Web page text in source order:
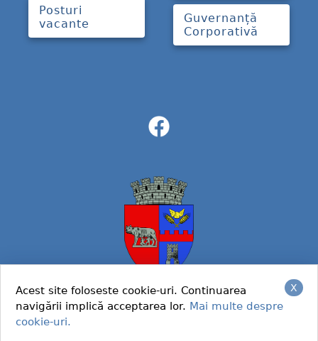
© 2022 Primaria Caracal
Posturi
vacante
Guvernanță
Corporativă
X
Acest site foloseste cookie-uri. Continuarea
navigării implică acceptarea lor. Mai multe despre
cookie-uri.